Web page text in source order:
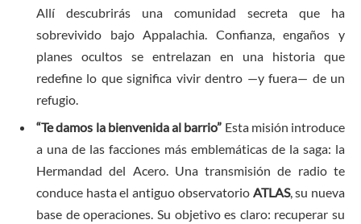
Allí descubrirás una comunidad secreta que ha
sobrevivido bajo Appalachia. Confianza, engaños y
planes ocultos se entrelazan en una historia que
redefine lo que significa vivir dentro —y fuera— de un
refugio.
“Te damos la bienvenida al barrio” Esta misión introduce
a una de las facciones más emblemáticas de la saga: la
Hermandad del Acero. Una transmisión de radio te
conduce hasta el antiguo observatorio ATLAS, su nueva
base de operaciones. Su objetivo es claro: recuperar su